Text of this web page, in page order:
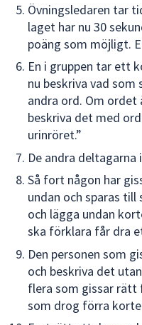
Övningsledaren tar
laget har nu 30
poäng som möjligt.
En i gruppen tar ett
nu beskriva vad
andra ord. Om ordet
beskriva det med
urinröret.”
De andra deltagarna
Så fort någon har
undan och sparas
och lägga undan
ska förklara får dra
Den personen som
och beskriva det
flera som gissar rätt
som drog förra